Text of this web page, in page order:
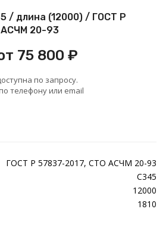
/ длина (12000) / ГОСТ Р
АСЧМ 20-93
75 800 ₽
по запросу.
телефону или email
ГОСТ Р 57837-2017, СТО АСЧМ 20-93
С345
12000
1810